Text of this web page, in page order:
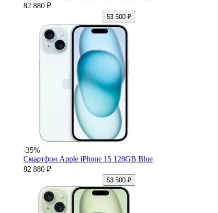
82 880 ₽
53 500 ₽
-35%
Смартфон Apple iPhone 15 128GB Blue
82 880 ₽
53 500 ₽